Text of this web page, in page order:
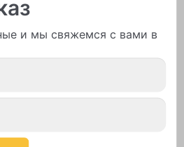
и мы свяжемся с вами в